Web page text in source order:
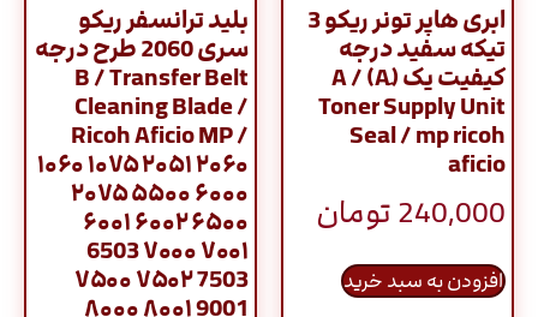
ابری هاپر تونر ریکو 3
تیکه سفید درجه
کیفیت یک (َA) A /
Toner Supply Unit
Seal / mp ricoh
aficio
240,000تومان
افزودن به سبد خرید
بلید ترانسفر ریکو
سری 2060 طرح درجه
B / Transfer Belt
Cleaning Blade /
Ricoh Aficio MP /
۱۰۶۰ ۱۰۷۵ ۲۰۵۱ ۲۰۶۰
۲۰۷۵ ۵۵۰۰ ۶۰۰۰
۶۰۰۱ ۶۰۰۲ ۶۵۰۰
6503 ۷۰۰۰ ۷۰۰۱
۷۵۰۰ ۷۵۰۲ 7503
۸۰۰۰ ۸۰۰۱ 9001